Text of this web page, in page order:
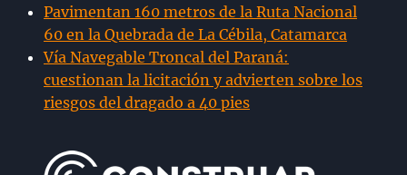
Pavimentan 160 metros de la Ruta Nacional
60 en la Quebrada de La Cébila, Catamarca
Vía Navegable Troncal del Paraná:
cuestionan la licitación y advierten sobre los
riesgos del dragado a 40 pies